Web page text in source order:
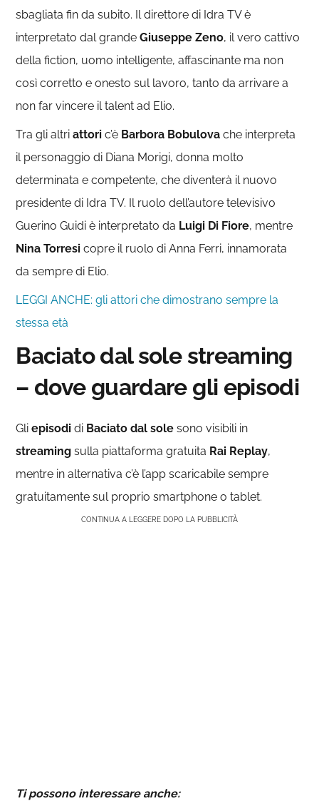
sbagliata fin da subito. Il direttore di Idra TV è
interpretato dal grandeGiuseppe Zeno, il vero cattivo
della fiction, uomo intelligente, affascinante ma non
così corretto e onesto sul lavoro, tanto da arrivare a
non far vincere il talent ad Elio.
Tra gli altriattori c’è Barbora Bobulova che interpreta
il personaggio di Diana Morigi, donna molto
determinata e competente, che diventerà il nuovo
presidente di Idra TV. Il ruolo dell’autore televisivo
Guerino Guidi è interpretato da Luigi Di Fiore, mentre
Nina Torresi copre il ruolo di Anna Ferri, innamorata
da sempre di Elio.
LEGGI ANCHE: gli attori che dimostrano sempre la
stessa età
Baciato dal sole streaming
– dove guardare gli episodi
Gliepisodi di Baciato dal sole sono visibili in
streaming sulla piattaforma gratuita Rai Replay,
mentre in alternativa c’è l’app scaricabile sempre
gratuitamente sul proprio smartphone o tablet.
CONTINUA A LEGGERE DOPO LA PUBBLICITÀ
Ti possono interessare anche: